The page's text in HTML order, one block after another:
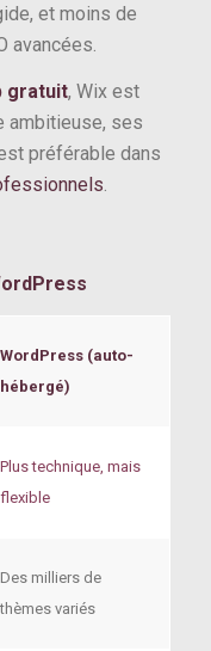
et moins de
avancées.
gratuit, Wix est
ambitieuse, ses
préférable dans
.
WordPress (auto-
hébergé)
Plus technique, mais
flexible
Des milliers de
thèmes variés